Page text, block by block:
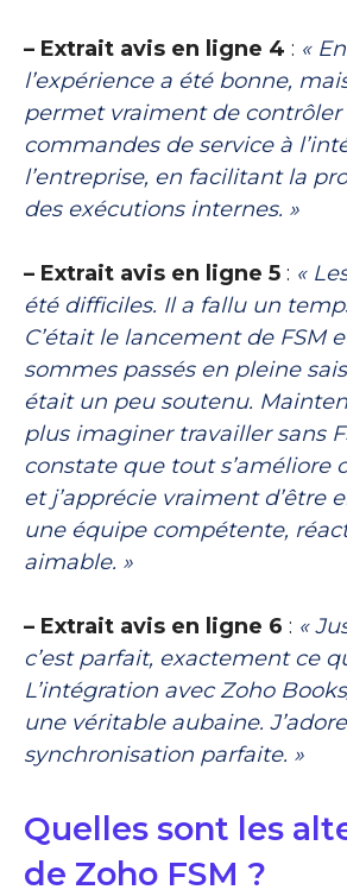
– Extrait avis en ligne 4 : «
l’expérience a été bonne,
permet vraiment de
commandes de service à
l’entreprise, en facilitant la
des exécutions internes. »
– Extrait avis en ligne 5 : «
été difficiles. Il a fallu un
C’était le lancement de FSM
sommes passés en pleine
était un peu soutenu.
plus imaginer travailler sans
constate que tout s’améliore
et j’apprécie vraiment d’être
une équipe compétente,
aimable. »
– Extrait avis en ligne 6 : «
c’est parfait, exactement ce
L’intégration avec Zoho
une véritable aubaine.
synchronisation parfaite. »
Quelles sont les
de Zoho FSM ?